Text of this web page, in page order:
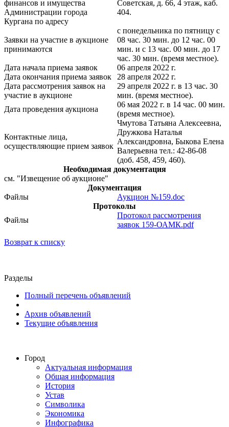
финансов и имущества
Администрации города
Кургана по адресу
Советская, д. 66, 4 этаж, каб.
404.
Заявки на участие в аукционе
принимаются
с понедельника по пятницу с
08 час. 30 мин. до 12 час. 00
мин. и с 13 час. 00 мин. до 17
час. 30 мин. (время местное).
Дата начала приема заявок
06 апреля 2022 г.
Дата окончания приема заявок
28 апреля 2022 г.
Дата рассмотрения заявок на
участие в аукционе
29 апреля 2022 г. в 13 час. 30
мин. (время местное).
Дата проведения аукциона
06 мая 2022 г. в 14 час. 00 мин.
(время местное).
Контактные лица,
осуществляющие прием заявок
Чмутова Татьяна Алексеевна,
Дружкова Наталья
Александровна, Быкова Елена
Валерьевна тел.: 42-86-08
(доб. 458, 459, 460).
Необходимая документация
см. "Извещение об аукционе"
Документация
Файлы
Аукцион №159.doc
Протоколы
Файлы
Протокол рассмотрения
заявок 159-ОАМК.pdf
Возврат к списку
Разделы
Полный перечень объявлений
Архив объявлений
Текущие объявления
Город
Актуальная информация
Общая информация
История
Устав
Символика
Экономика
Инфографика